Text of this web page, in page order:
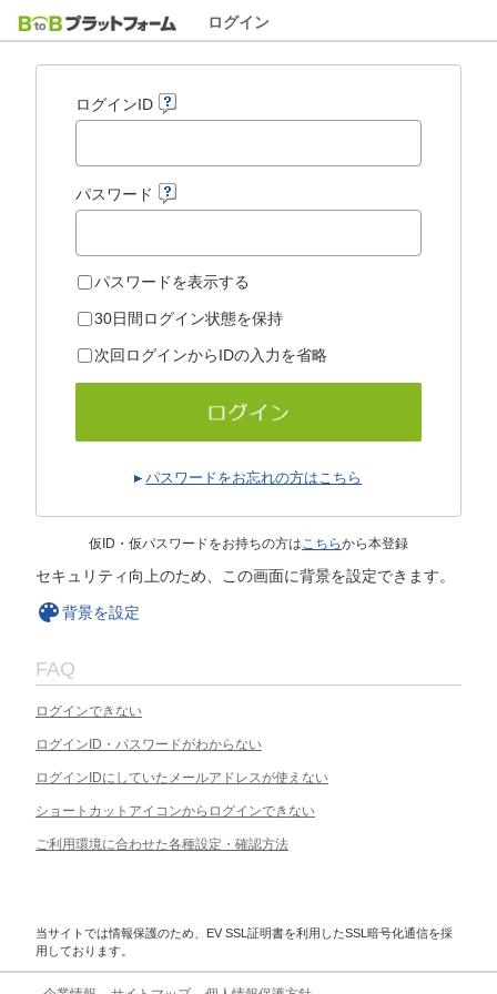
ログイン
ログインID
パスワード
パスワードを表示する
30日間ログイン状態を保持
次回ログインからIDの入力を省略
パスワードをお忘れの方はこちら
仮ID・仮パスワードをお持ちの方はこちらから本登録
セキュリティ向上のため、この画面に背景を設定できます。
背景を設定
FAQ
ログインできない
ログインID・パスワードがわからない
ログインIDにしていたメールアドレスが使えない
ショートカットアイコンからログインできない
ご利用環境に合わせた各種設定・確認方法
当サイトでは情報保護のため、EV SSL証明書を利用したSSL暗号化通信を採
用しております。